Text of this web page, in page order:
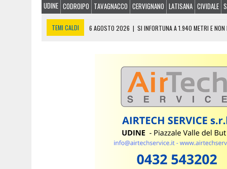
UDINE CODROIPO TAVAGNACCO CERVIGNANO LATISANA CIVIDALE
TEMI CALDI 6 AGOSTO 2026 | SI INFORTUNA A 1.940 METRI E NON
CALDO RECORD IN FRIULI: 41 GRADI NEL
SAPPADA CELEBRA SANT’OSVALDO: TRE GIORNI